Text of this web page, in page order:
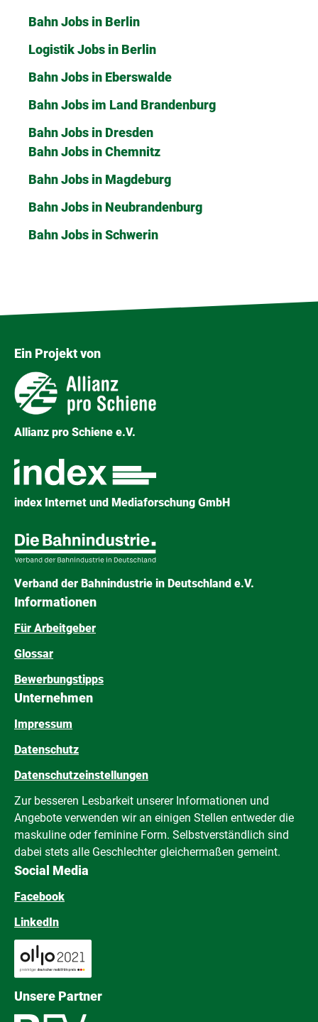
Bahn Jobs in Berlin
Logistik Jobs in Berlin
Bahn Jobs in Eberswalde
Bahn Jobs im Land Brandenburg
Bahn Jobs in Dresden
Bahn Jobs in Chemnitz
Bahn Jobs in Magdeburg
Bahn Jobs in Neubrandenburg
Bahn Jobs in Schwerin
Ein Projekt von
Allianz pro Schiene e.V.
index Internet und Mediaforschung GmbH
Verband der Bahnindustrie in Deutschland e.V.
Informationen
Für Arbeitgeber
Glossar
Bewerbungstipps
Unternehmen
Impressum
Datenschutz
Datenschutzeinstellungen
Zur besseren Lesbarkeit unserer Informationen und
Angebote verwenden wir an einigen Stellen entweder die
maskuline oder feminine Form. Selbstverständlich sind
dabei stets alle Geschlechter gleichermaßen gemeint.
Social Media
Facebook
LinkedIn
Unsere Partner